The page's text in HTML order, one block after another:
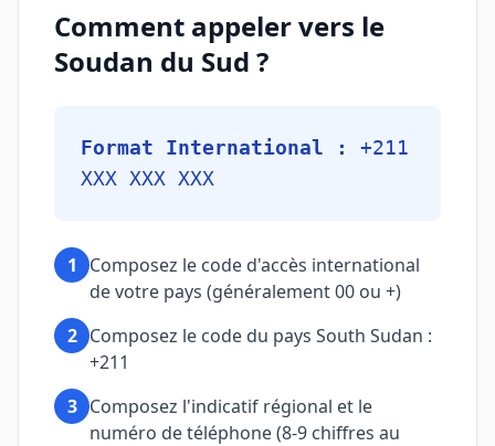
Comment appeler vers le
Soudan du Sud ?
Format International :
+211
XXX XXX XXX
1
Composez le code d'accès international
de votre pays (généralement 00 ou +)
2 Composez le code du pays South Sudan :
+211
3 Composez l'indicatif régional et le
numéro de téléphone (8-9 chiffres au